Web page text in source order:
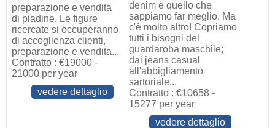
preparazione e vendita
di piadine. Le figure
ricercate si occuperanno
di accoglienza clienti,
preparazione e vendita...
Contratto : €19000 -
21000 per year
vedere dettaglio
denim è quello che
sappiamo far meglio. Ma
c'è molto altro! Copriamo
tutti i bisogni del
guardaroba maschile;
dai jeans casual
all'abbigliamento
sartoriale...
Contratto : €10658 -
15277 per year
vedere dettaglio